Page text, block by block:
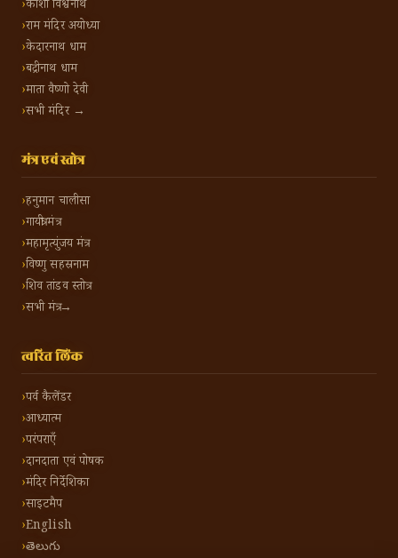
काशी विश्वनाथ
राम मंदिर अयोध्या
केदारनाथ धाम
बद्रीनाथ धाम
माता वैष्णो देवी
सभी मंदिर →
मंत्र एवं स्तोत्र
हनुमान चालीसा
गायत्री मंत्र
महामृत्युंजय मंत्र
विष्णु सहस्रनाम
शिव तांडव स्तोत्र
सभी मंत्र →
त्वरित लिंक
पर्व कैलेंडर
आध्यात्म
परंपराएँ
दानदाता एवं पोषक
मंदिर निर्देशिका
साइटमैप
English
తెలుగు